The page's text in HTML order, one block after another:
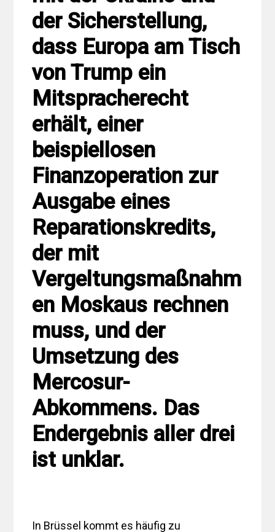
der Sicherstellung,
dass Europa am Tisch
von Trump ein
Mitspracherecht
erhält, einer
beispiellosen
Finanzoperation zur
Ausgabe eines
Reparationskredits,
der mit
Vergeltungsmaßnahm
en Moskaus rechnen
muss, und der
Umsetzung des
Mercosur-
Abkommens. Das
Endergebnis aller drei
ist unklar.
In Brüssel kommt es häufig zu